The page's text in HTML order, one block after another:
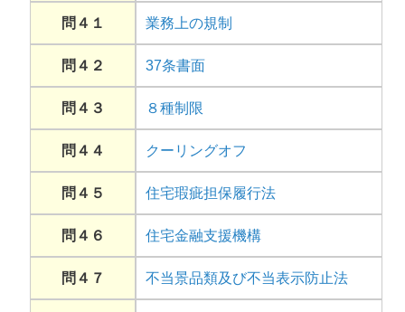
問４１ 業務上の規制
問４２ 37条書面
問４３ ８種制限
問４４ クーリングオフ
問４５ 住宅瑕疵担保履行法
問４６ 住宅金融支援機構
問４７ 不当景品類及び不当表示防止法